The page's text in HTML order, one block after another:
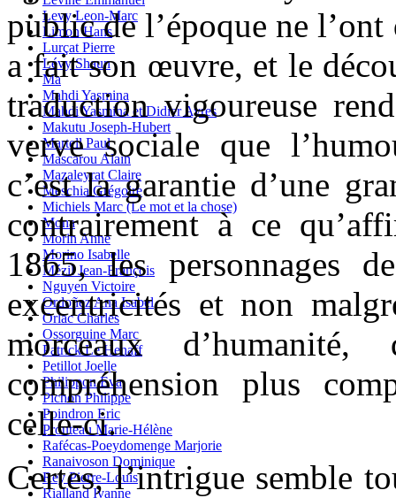
Levy Leon-Marc
Limon Hans
Lurçat Pierre
Lévy Shaun
Ma
Mahdi Yasmina
Mahdi Yasmina et Didier Ayres
Makutu Joseph-Hubert
Martell Paul
Mascarou Alain
Mazaleyrat Claire
Meschia Grégoire
Michiels Marc (Le mot et la chose)
Mona
Morin Anne
Morino Isabelle
Mézil Jean-François
Nguyen Victoire
Ordoñez Ana Isabel
Orlac Charles
Ossorguine Marc
Patrick Le Henaff
Petillot Joelle
Philippon Eva
Pichon Philippe
Poindron Eric
Prouteau Marie-Hélène
Rafécas-Poeydomenge Marjorie
Ranaivoson Dominique
Rey Pierre-Louis
Rialland Ivanne
public de l’époque ne
a fait son œuvre, et le
traduction vigoureuse
verve sociale que
c’est la garantie d’une
contrairement à ce
1865, les personnages
excentricités et non
morceaux
compréhension plus
celle-ci.
Certes, l’intrigue semble